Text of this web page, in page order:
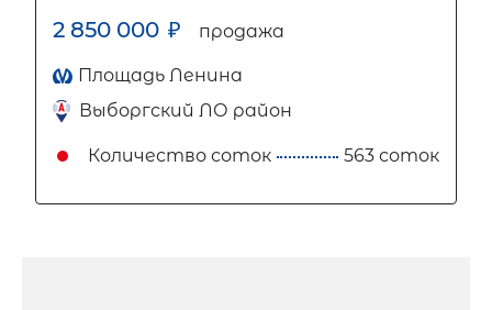
2 850 000 ₽ продажа
Площадь Ленина
Выборгский ЛО район
Количество соток 563 соток